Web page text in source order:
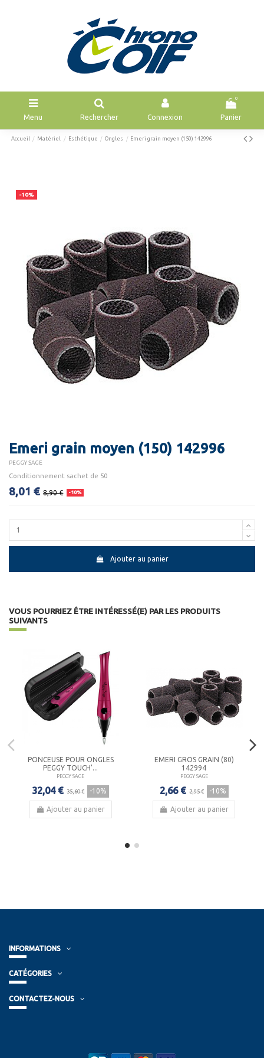
Menu Rechercher Connexion
0
Panier
Accueil Matériel Esthétique Ongles Emeri grain moyen (150) 142996
-10%
Emeri grain moyen (150) 142996
PEGGY SAGE
Conditionnement sachet de 50
8,01 € 8,90 € -10%
Ajouter au panier
VOUS POURRIEZ ÊTRE INTÉRESSÉ(E) PAR LES PRODUITS
SUIVANTS
PONCEUSE POUR ONGLES
PEGGY TOUCH'...
PEGGY SAGE
32,04 € 35,60 € -10%
Ajouter au panier
EMERI GROS GRAIN (80)
142994
PEGGY SAGE
2,66 € 2,95 € -10%
Ajouter au panier
INFORMATIONS
CATÉGORIES
CONTACTEZ-NOUS